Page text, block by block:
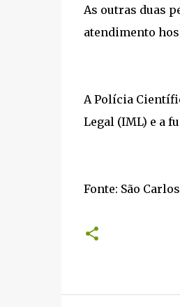
As outras duas
atendimento
A Polícia
Legal (IML) e a
Fonte: São